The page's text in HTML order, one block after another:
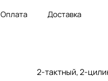
Оплата Доставка
2-тактный, 2-